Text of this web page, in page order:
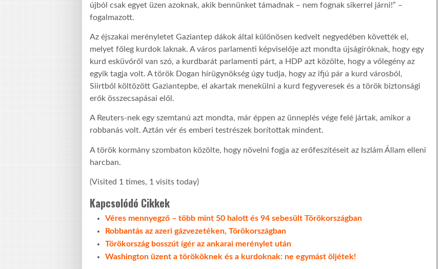
újból csak egyet üzen azoknak, akik bennünket támadnak – nem fognak sikerrel járni!” –
fogalmazott.
Az éjszakai merényletet Gaziantep dákok által különösen kedvelt negyedében követték el,
melyet főleg kurdok laknak. A város parlamenti képviselője azt mondta újságíróknak, hogy egy
kurd esküvőről van szó, a kurdbarát parlamenti párt, a HDP azt közölte, hogy a vőlegény az
egyik tagja volt. A török Dogan hírügynökség úgy tudja, hogy az ifjú pár a kurd városból,
Siirtből költözött Gaziantepbe, el akartak menekülni a kurd fegyveresek és a török biztonsági
erők összecsapásai elől.
A Reuters-nek egy szemtanú azt mondta, már éppen az ünneplés vége felé jártak, amikor a
robbanás volt. Aztán vér és emberi testrészek borítottak mindent.
A török kormány szombaton közölte, hogy növelni fogja az erőfeszítéseit az Iszlám Állam elleni
harcban.
(Visited 1 times, 1 visits today)
Kapcsolódó Cikkek
Véres mennyegző – több mint 50 halott és 94 sebesült Törökországban
Robbantás az azeri gázvezetéken, Törökországban
Törökország bosszút ígér az ankarai merénylet után
Washington üzent a törököknek és a kurdoknak: ne egymást öljétek!